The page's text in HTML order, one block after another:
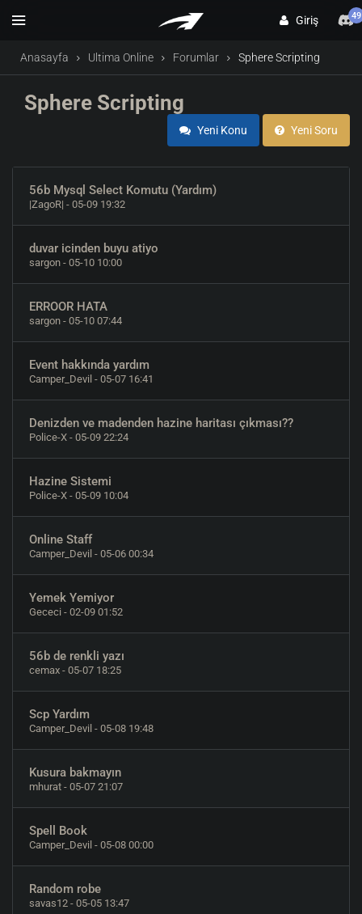
Giriş 49
Anasayfa Ultima Online Forumlar Sphere Scripting
Sphere Scripting
Yeni Konu Yeni Soru
56b Mysql Select Komutu (Yardım)
|ZagoR| - 05-09 19:32
duvar icinden buyu atiyo
sargon - 05-10 10:00
ERROOR HATA
sargon - 05-10 07:44
Event hakkında yardım
Camper_Devil - 05-07 16:41
Denizden ve madenden hazine haritası çıkması??
Police-X - 05-09 22:24
Hazine Sistemi
Police-X - 05-09 10:04
Online Staff
Camper_Devil - 05-06 00:34
Yemek Yemiyor
Gececi - 02-09 01:52
56b de renkli yazı
cemax - 05-07 18:25
Scp Yardım
Camper_Devil - 05-08 19:48
Kusura bakmayın
mhurat - 05-07 21:07
Spell Book
Camper_Devil - 05-08 00:00
Random robe
savas12 - 05-05 13:47